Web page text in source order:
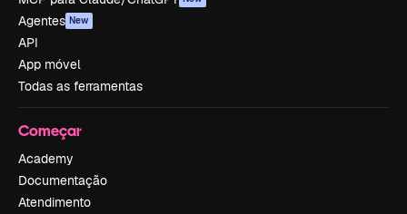
Agentes New
API
App móvel
Todas as ferramentas
Começar
Academy
Documentação
Atendimento